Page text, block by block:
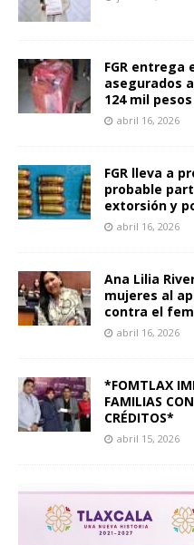
FGR entrega
asegurados
124 mil
abril 16, 2026
FGR lleva a
probable
extorsión y
abril 16, 2026
Ana Lilia
mujeres al
contra el
abril 16, 2026
*FOMTLAX
FAMILIAS
CRÉDITOS*
abril 15, 2026